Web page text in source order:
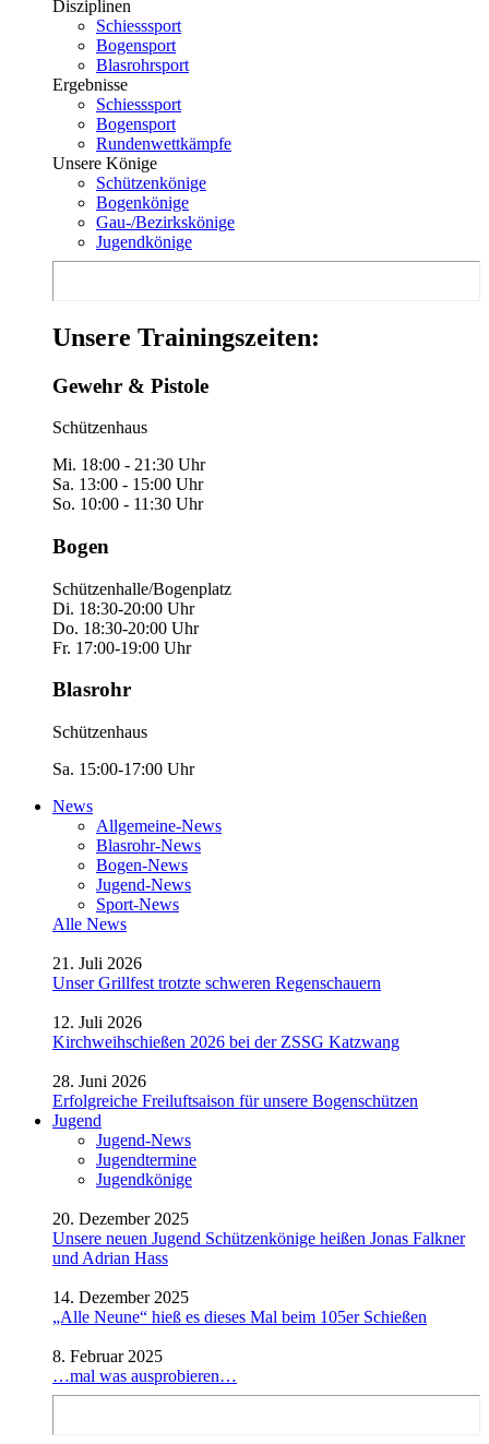
Disziplinen
Schiesssport
Bogensport
Blasrohrsport
Ergebnisse
Schiesssport
Bogensport
Rundenwettkämpfe
Unsere Könige
Schützenkönige
Bogenkönige
Gau-/Bezirkskönige
Jugendkönige
Unsere Trainingszeiten:
Gewehr & Pistole
Schützenhaus
Mi. 18:00 - 21:30 Uhr
Sa. 13:00 - 15:00 Uhr
So. 10:00 - 11:30 Uhr
Bogen
Schützenhalle/Bogenplatz
Di. 18:30-20:00 Uhr
Do. 18:30-20:00 Uhr
Fr. 17:00-19:00 Uhr
Blasrohr
Schützenhaus
Sa. 15:00-17:00 Uhr
News
Allgemeine-News
Blasrohr-News
Bogen-News
Jugend-News
Sport-News
Alle News
21. Juli 2026
Unser Grillfest trotzte schweren Regenschauern
12. Juli 2026
Kirchweihschießen 2026 bei der ZSSG Katzwang
28. Juni 2026
Erfolgreiche Freiluftsaison für unsere Bogenschützen
Jugend
Jugend-News
Jugendtermine
Jugendkönige
20. Dezember 2025
Unsere neuen Jugend Schützenkönige heißen Jonas Falkner
und Adrian Hass
14. Dezember 2025
„Alle Neune“ hieß es dieses Mal beim 105er Schießen
8. Februar 2025
…mal was ausprobieren…